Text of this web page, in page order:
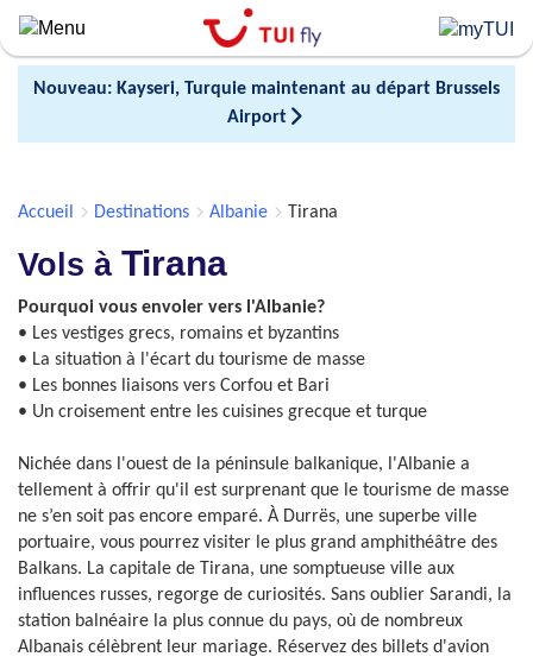
Skip
to
main
contentNouveau: Kayseri, Turquie maintenant au départ Brussels
Airport
Accueil Destinations Albanie Tirana
Vols à Tirana
Pourquoi vous envoler vers l'Albanie?
• Les vestiges grecs, romains et byzantins
• La situation à l'écart du tourisme de masse
• Les bonnes liaisons vers Corfou et Bari
• Un croisement entre les cuisines grecque et turque
Nichée dans l'ouest de la péninsule balkanique, l'Albanie a
tellement à offrir qu'il est surprenant que le tourisme de masse
ne s’en soit pas encore emparé. À Durrës, une superbe ville
portuaire, vous pourrez visiter le plus grand amphithéâtre des
Balkans. La capitale de Tirana, une somptueuse ville aux
influences russes, regorge de curiosités. Sans oublier Sarandi, la
station balnéaire la plus connue du pays, où de nombreux
Albanais célèbrent leur mariage. Réservez des billets d'avion